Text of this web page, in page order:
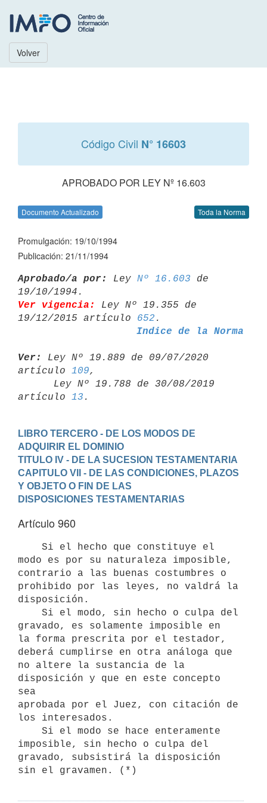
Volver
Código Civil N° 16603
APROBADO POR LEY Nº 16.603
Documento Actualizado Toda la Norma
Promulgación: 19/10/1994
Publicación: 21/11/1994
Aprobado/a por: Ley Nº 16.603 de
Ver vigencia:
Ley Nº 19.355 de
19/12/2015 artículo 652
Indice de la Norma
Ver:
Ley Nº 19.889 de 09/07/2020
artículo 109,
artículo 13
LIBRO TERCERO - DE LOS MODOS DE
ADQUIRIR EL DOMINIO
TITULO IV - DE LA SUCESION TESTAMENTARIA
CAPITULO VII - DE LAS CONDICIONES, PLAZOS
Y OBJETO O FIN DE LAS
DISPOSICIONES TESTAMENTARIAS
Artículo 960
modo es por su naturaleza imposible,
contrario a las buenas costumbres o
prohibido por las leyes, no valdrá la
disposición.
gravado, es solamente imposible en
la forma prescrita por el testador,
deberá cumplirse en otra análoga que
no altere la sustancia de la
disposición y que en este concepto
sea
aprobada por el Juez, con citación de
los interesados.
imposible, sin hecho o culpa del
gravado, subsistirá la disposición